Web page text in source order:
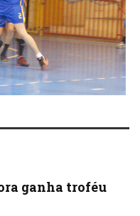
ganha troféu